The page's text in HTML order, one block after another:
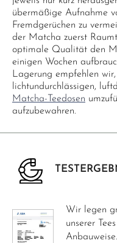
übermäßige Aufnahme
Fremdgerüchen zu
der Matcha zuerst
optimale Qualität den
einigen Wochen
Lagerung empfehlen
lichtundurchlässigen,
Matcha-Teedosen
aufzubewahren.
Wir legen
unserer